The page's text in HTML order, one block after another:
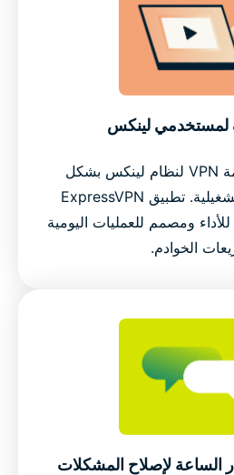
لمستخدمي لينكس
يجب أن تعمل خدمة VPN لنظام لينكس بشكل
موثوق في بيئتك التشغيلية. تطبيق ExpressVPN
ومصمم للعمليات اليومية
الخوادم.
لإصلاح المشكلات